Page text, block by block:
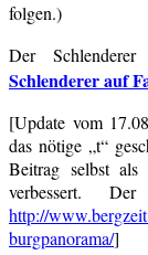
folgen.)
Der
Schlenderer auf
[Update vom
das nötige „t“
Beitrag selbst
verbessert.
http://
burgpanorama/]